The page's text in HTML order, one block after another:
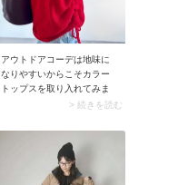
アウトドアコーデは地味に
なりやすいからこそカラー
トップスを取り入れてみま
せんか。色がワンポイント
華やかに。シンプルなアイ
テム合わせでもワンランク
上のおしゃれが楽しめます
> 続きを読む